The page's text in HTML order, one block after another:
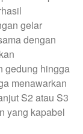
gelar
dengan
gedung hingga
menawarkan
S2 atau S3
yang kapabel